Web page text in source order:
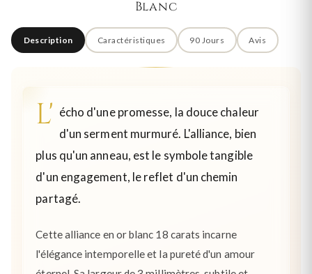
Blanc
Description Caractéristiques 90 Jours Avis
L' écho d'une promesse, la douce chaleur
d'un serment murmuré. L'alliance, bien
plus qu'un anneau, est le symbole tangible
d'un engagement, le reflet d'un chemin
partagé.
Cette alliance en or blanc 18 carats incarne
l'élégance intemporelle et la pureté d'un amour